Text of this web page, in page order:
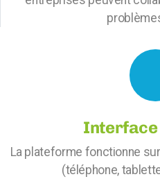
Interface
La plateforme fonctionne
(téléphone,